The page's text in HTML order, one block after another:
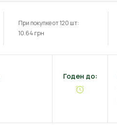
При покупке от 120 шт:
10.64 грн
Годен до: